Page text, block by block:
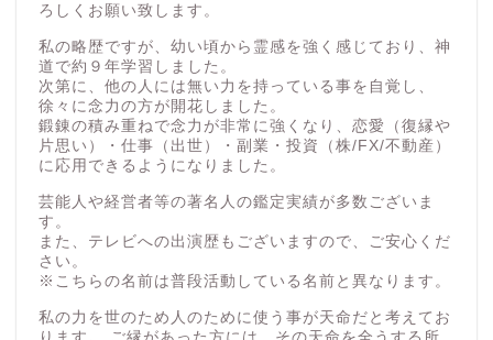
ろしくお願い致します。
私の略歴ですが、幼い頃から霊感を強く感じており、神
道で約９年学習しました。
次第に、他の人には無い力を持っている事を自覚し、
徐々に念力の方が開花しました。
鍛錬の積み重ねで念力が非常に強くなり、恋愛（復縁や
片思い）・仕事（出世）・副業・投資（株/FX/不動産）
に応用できるようになりました。
芸能人や経営者等の著名人の鑑定実績が多数ございま
す。
また、テレビへの出演歴もございますので、ご安心くだ
さい。
※こちらの名前は普段活動している名前と異なります。
私の力を世のため人のために使う事が天命だと考えてお